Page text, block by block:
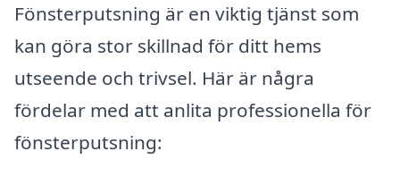
Fönsterputsning är en viktig tjänst som
kan göra stor skillnad för ditt hems
utseende och trivsel. Här är några
fördelar med att anlita professionella för
fönsterputsning: